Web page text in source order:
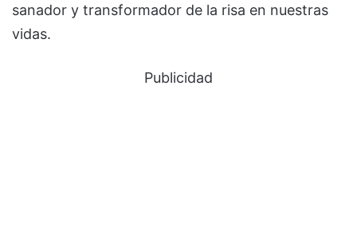
sanador y transformador de la risa en nuestras
vidas.
Publicidad